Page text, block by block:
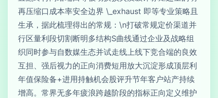
再压缩口成本率安全边界 \_exhaust 即等专业策略且
生承，据此梳理得出的常规：\n打破常规定价渠道并
行区量利段切割断明多结构S曲线通过企业及战略组
织同时参与自数媒生态并试走线上线下竞合端的良效
互担、强后视力的正向消费短用放大沉淀形成顶层利
年值保险备+进用持触机会股评升节年客户站产持续
增高。常界无多年疲浪跨越阶段的指标正向定义维护